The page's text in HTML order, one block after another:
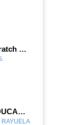
Programa con Scratch un juego sanferminero con Mikel Merino evitando toros y dando toques al balón.
INFO CUENTA EDUCAMADRID
RAYUELA-